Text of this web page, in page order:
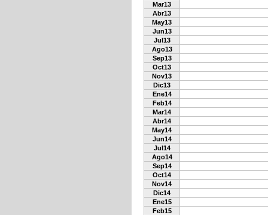
Mar13
Abr13
May13
Jun13
Jul13
Ago13
Sep13
Oct13
Nov13
Dic13
Ene14
Feb14
Mar14
Abr14
May14
Jun14
Jul14
Ago14
Sep14
Oct14
Nov14
Dic14
Ene15
Feb15